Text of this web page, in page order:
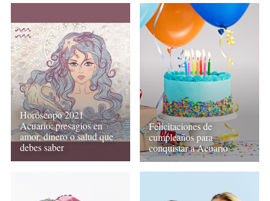
Horóscopo 2021
Acuario: presagios en
amor, dinero o salud que
debes saber
Felicitaciones de
cumpleaños para
conquistar a Acuario